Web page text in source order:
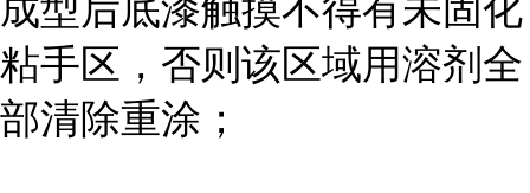
成型后底漆触摸不得有未固化
粘手区，否则该区域用溶剂全
部清除重涂；